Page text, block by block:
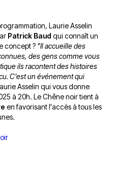
Laurie Asselin
Patrick Baud qui connaît un
concept ? "Il accueille des
des gens comme vous
ils racontent des histoires
C'est un événement qui
Asselin qui vous donne
à 20h. Le Chêne noir tient à
en favorisant l'accès à tous les